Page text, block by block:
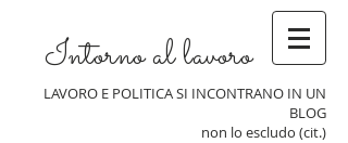
Intorno al lavoro
LAVORO E POLITICA SI INCONTRANO IN UN
BLOG
non lo escludo (cit.)